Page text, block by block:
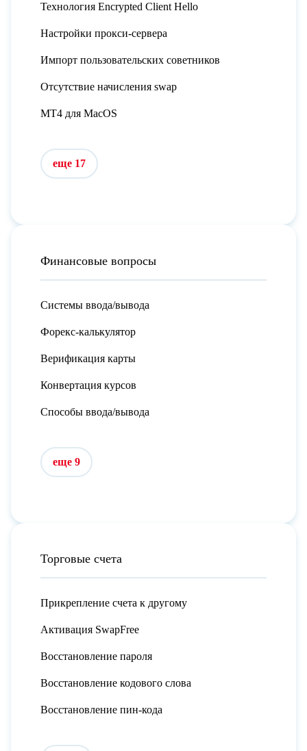
Технология Encrypted Client Hello
Настройки прокси-сервера
Импорт пользовательских советников
Отсутствие начисления swap
MT4 для MacOS
еще 17
Финансовые вопросы
Системы ввода/вывода
Форекс-калькулятор
Верификация карты
Конвертация курсов
Способы ввода/вывода
еще 9
Торговые счета
Прикрепление счета к другому
Активация SwapFree
Восстановление пароля
Восстановление кодового слова
Восстановление пин-кода